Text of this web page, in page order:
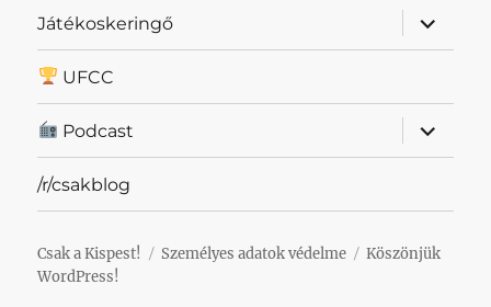
Játékoskeringő
almenü
UFCC
Podcast
almenü
/r/csakblog
Csak a Kispest! Személyes adatok védelme
Köszönjük
WordPress!